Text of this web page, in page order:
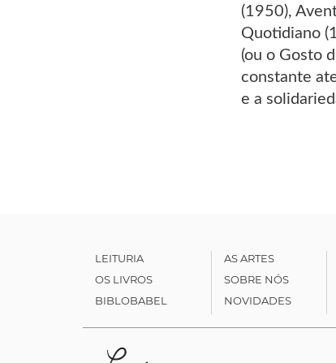
(1950),
Quotidiano
(ou o Gosto
constante
e a
LEITURIA
OS LIVROS
BIBLOBABEL
AS ARTES
SOBRE NÓS
NOVIDADES